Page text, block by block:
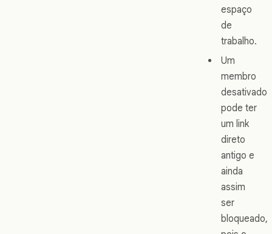
espaço
de
trabalho.
Um
membro
desativado
pode ter
um link
direto
antigo e
ainda
assim
ser
bloqueado,